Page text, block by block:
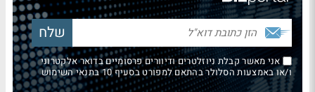
אני מאשר קבלת ניוזלטרים ודיוורים פרסומיים בדואר אלקטרוני
ו/או באמצעות הסלולר בהתאם למפורט בסעיף 10 בתנאי השימוש